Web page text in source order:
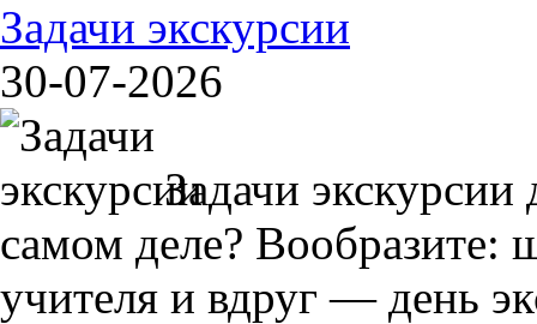
Задачи экскурсии
30-07-2026
Задачи
самом деле? Вообразите:
учителя и вдруг — день